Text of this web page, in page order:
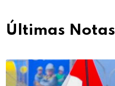
Últimas Notas